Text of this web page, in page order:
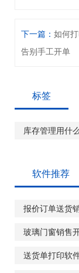
下一篇： 如何
告别手工开单
标签
库存管理用什
软件推荐
报价订单送货
玻璃门窗销售
送货单打印软